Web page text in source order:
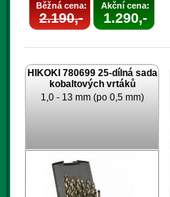
Běžná cena:
2.190,-
Akční cena:
1.290,-
HIKOKI 780699 25-dílná sada
kobaltových vrtáků
1,0 - 13 mm (po 0,5 mm)